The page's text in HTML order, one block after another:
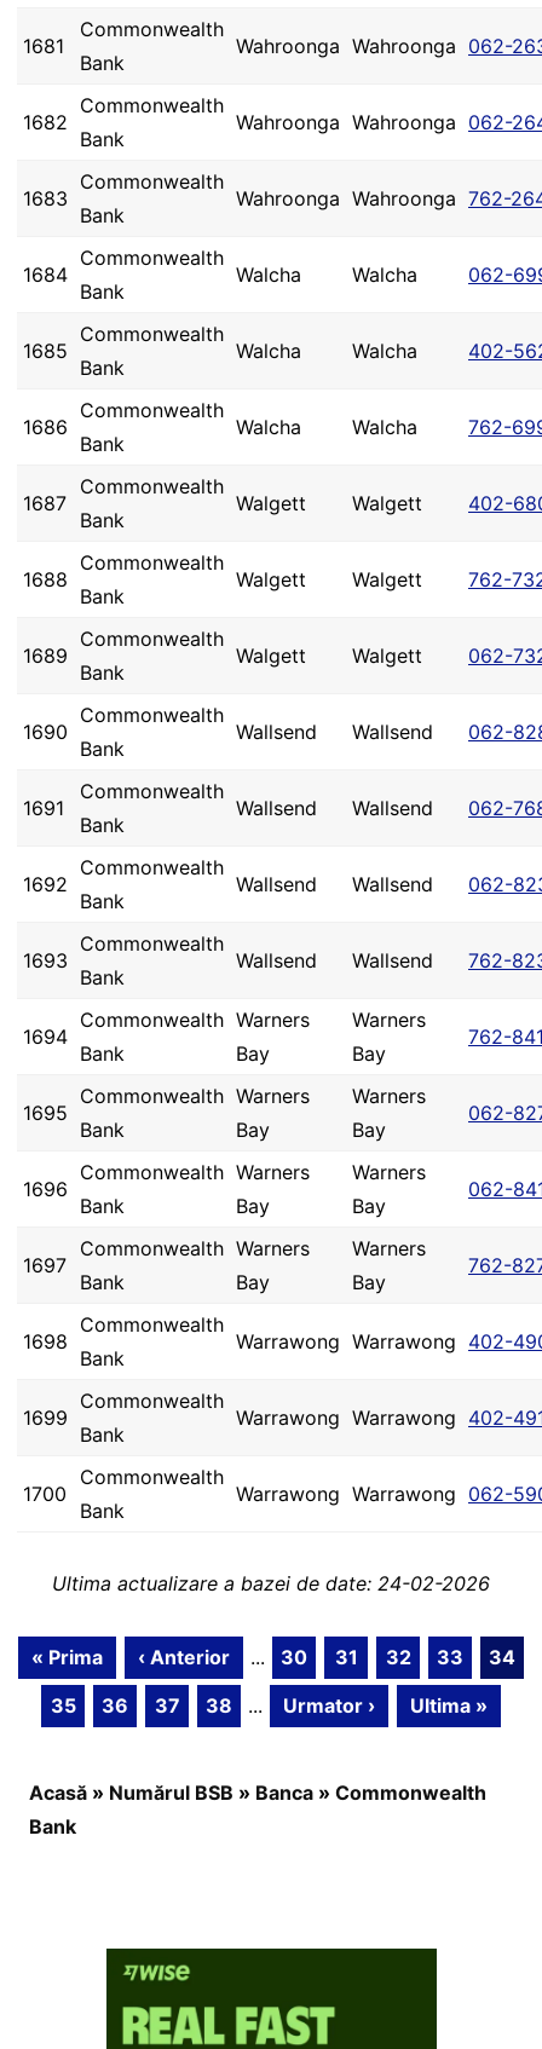
1681
Commonwealth
Bank
Wahroonga Wahroonga 062-
1682
Commonwealth
Bank
Wahroonga Wahroonga 062-
1683
Commonwealth
Bank
Wahroonga Wahroonga 762-
1684
Commonwealth
Bank
Walcha Walcha 062-
1685
Commonwealth
Bank
Walcha Walcha 402-
1686
Commonwealth
Bank
Walcha Walcha 762-
1687
Commonwealth
Bank
Walgett Walgett 402-
1688
Commonwealth
Bank
Walgett Walgett 762-
1689
Commonwealth
Bank
Walgett Walgett 062-
1690
Commonwealth
Bank
Wallsend Wallsend 062-
1691
Commonwealth
Bank
Wallsend Wallsend 062-
1692
Commonwealth
Bank
Wallsend Wallsend 062-
1693
Commonwealth
Bank
Wallsend Wallsend 762-
1694
Commonwealth
Bank
Warners
Bay
Warners
Bay
762-
1695
Commonwealth
Bank
Warners
Bay
Warners
Bay
062-
1696
Commonwealth
Bank
Warners
Bay
Warners
Bay
062-
1697
Commonwealth
Bank
Warners
Bay
Warners
Bay
762-
1698
Commonwealth
Bank
Warrawong Warrawong 402-
1699
Commonwealth
Bank
Warrawong Warrawong 402-
1700
Commonwealth
Bank
Warrawong Warrawong 062-
Ultima actualizare a bazei de date: 24-02-2026
« Prima ‹ Anterior ... 30 31 32 33
34
35
36 37 38 ... Urmator › Ultima »
Acasă » Numărul BSB » Banca » Commonwealth
Bank